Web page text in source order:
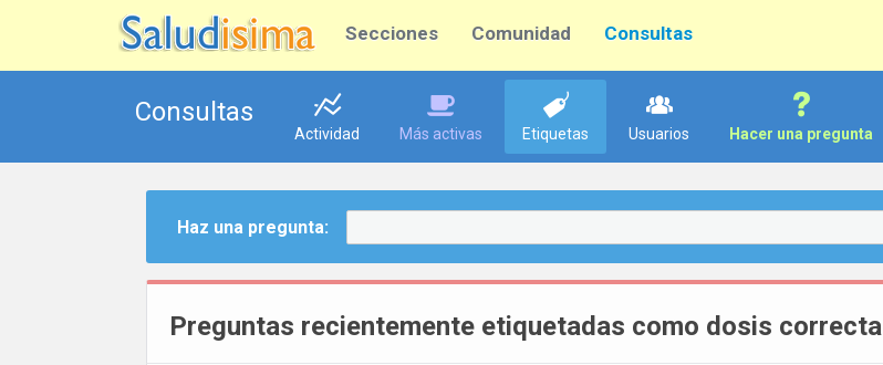
Secciones Comunidad Consultas
Consultas
Actividad Más activas Etiquetas Usuarios Hacer una pregunta
Haz una pregunta:
Preguntas recientemente etiquetadas como dosis correcta